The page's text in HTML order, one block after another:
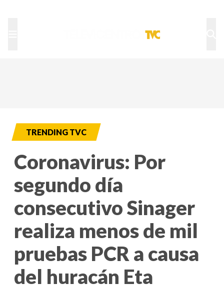
TRENDING TVC
Coronavirus: Por
segundo día
consecutivo Sinager
realiza menos de mil
pruebas PCR a causa
del huracán Eta